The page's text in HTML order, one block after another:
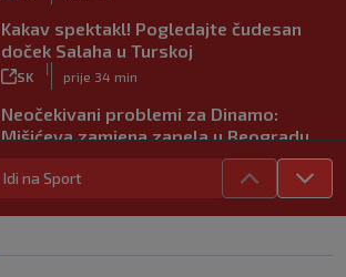
Kakav spektakl! Pogledajte čudesan
doček Salaha u Turskoj
SK
|
prije 34 min
Neočekivani problemi za Dinamo:
Mišićeva zamjena zapela u Beogradu
Rapsodija Hajduka u Litvi, playoff KL
praktički je osiguran! Majstorije Šege i
Idi na Sport